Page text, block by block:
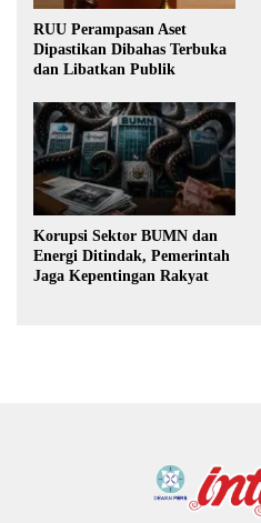
RUU Perampasan Aset
Dipastikan Dibahas Terbuka
dan Libatkan Publik
Korupsi Sektor BUMN dan
Energi Ditindak, Pemerintah
Jaga Kepentingan Rakyat